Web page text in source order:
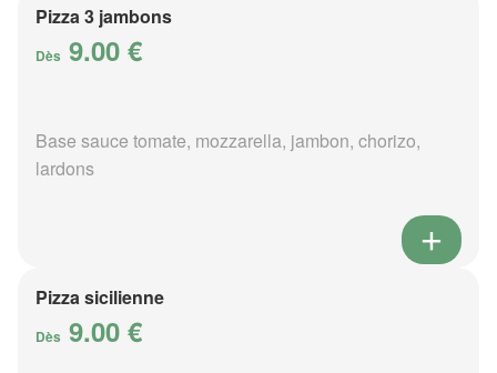
Pizza 3 jambons
Dès 9.00 €
Base sauce tomate, mozzarella, jambon, chorizo,
lardons
Pizza sicilienne
Dès 9.00 €